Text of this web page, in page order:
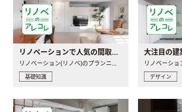
リノベーションで人気の間取りとは？トレンドの間取りと実例を徹底解説
リノベーション(リノベ)のプランニングで一番最初に決めるのは..
基礎知識 デザイン